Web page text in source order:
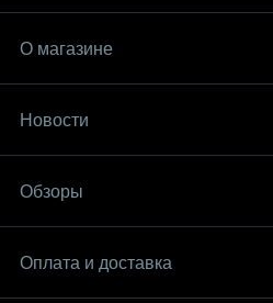
О магазине
Новости
Обзоры
Оплата и доставка